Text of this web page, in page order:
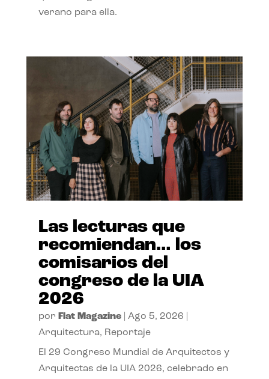
verano para ella.
Las lecturas que
recomiendan… los
comisarios del
congreso de la UIA
2026
por Flat Magazine| Ago 5, 2026
Arquitectura, Reportaje
El 29 Congreso Mundial de Arquitectos y
Arquitectas de la UIA 2026, celebrado en